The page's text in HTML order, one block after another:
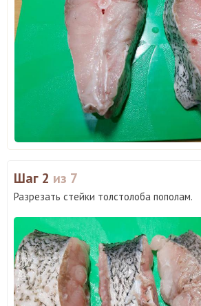
Шаг 2 из 7
Разрезать стейки толстолоба пополам.